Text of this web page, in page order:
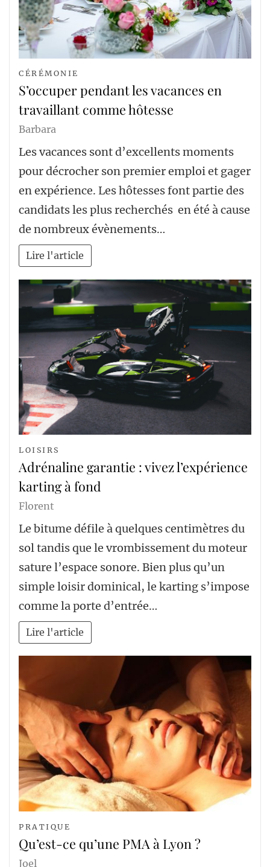
CÉRÉMONIE
S’occuper pendant les vacances en
travaillant comme hôtesse
Barbara
Les vacances sont d’excellents moments
pour décrocher son premier emploi et gager
en expérience. Les hôtesses font partie des
candidats les plus recherchés en été à cause
de nombreux évènements…
Lire l'article
LOISIRS
Adrénaline garantie : vivez l’expérience
karting à fond
Florent
Le bitume défile à quelques centimètres du
sol tandis que le vrombissement du moteur
sature l’espace sonore. Bien plus qu’un
simple loisir dominical, le karting s’impose
comme la porte d’entrée…
Lire l'article
PRATIQUE
Qu’est-ce qu’une PMA à Lyon ?
Joel